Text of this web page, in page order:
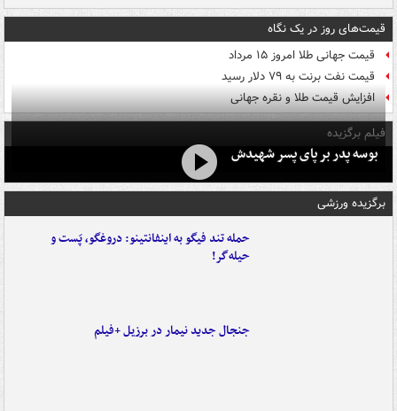
قیمت‌های روز در یک نگاه
قیمت جهانی طلا امروز ۱۵ مرداد
قیمت نفت برنت به ۷۹ دلار رسید
افزایش قیمت طلا و نقره جهانی
فیلم برگزیده
بوسه‌ پدر بر پای پسر شهیدش
برگزیده ورزشی
حمله تند فیگو به اینفانتینو: دروغگو، پَست‌ و
حیله‌گر!
جنجال جدید نیمار در برزیل +فیلم